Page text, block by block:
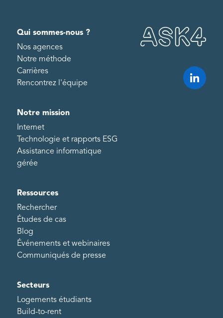
Qui sommes-nous ?
Nos agences
Notre méthode
Carrières
Rencontrez l'équipe
Notre mission
Internet
Technologie et rapports ESG
Assistance informatique
gérée
Ressources
Rechercher
Études de cas
Blog
Événements et webinaires
Communiqués de presse
Secteurs
Logements étudiants
Build-to-rent